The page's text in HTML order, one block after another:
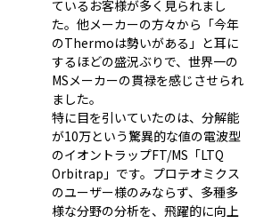
ているお客様が多く見られまし
た。他メーカーの方々から「今年
のThermoは勢いがある」と耳に
するほどの盛況ぶりで、世界一の
MSメーカーの貫禄を感じさせられ
ました。
特に目を引いていたのは、分解能
が10万という驚異的な値の電波型
のイオントラップFT/MS「LTQ
Orbitrap」です。プロテオミクス
のユーザー様のみならず、多種多
様な分野の分析を、飛躍的に向上